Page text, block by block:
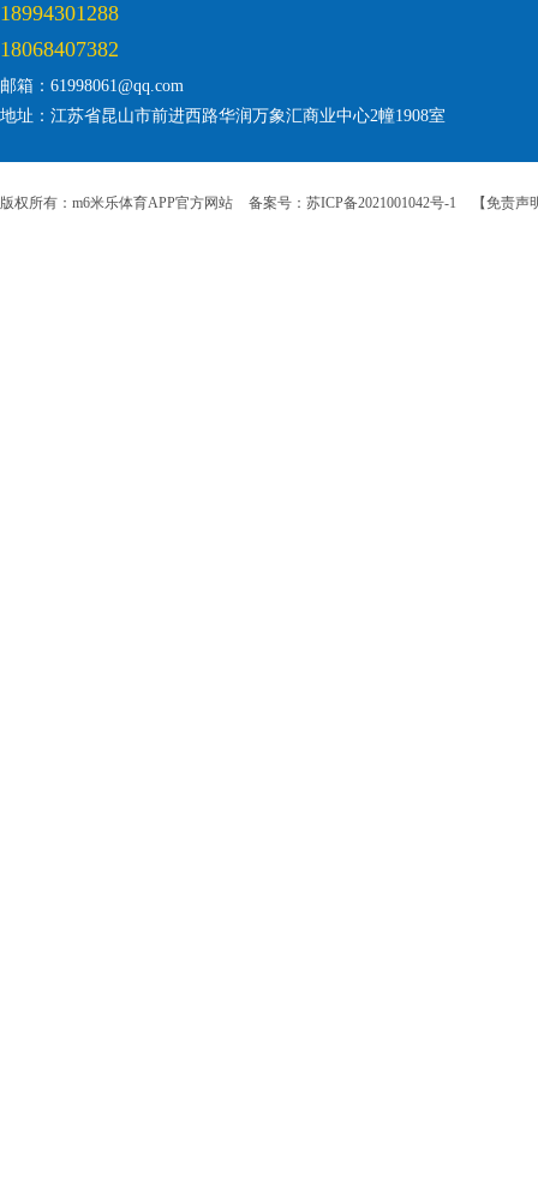
18994301288
18068407382
邮箱：61998061@qq.com
地址：江苏省昆山市前进西路华润万象汇商业中心2幢1908室
版权所有：m6米乐体育APP官方网站 备案号：苏ICP备2021001042号-1 【免责声